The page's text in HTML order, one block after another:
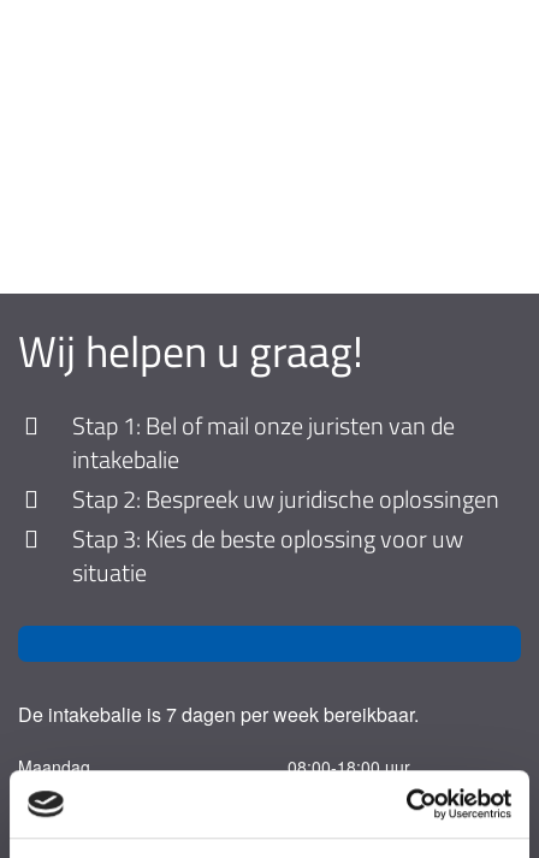
Wij helpen u graag!
Stap 1: Bel of mail onze juristen van de
intakebalie
Stap 2: Bespreek uw juridische oplossingen
Stap 3: Kies de beste oplossing voor uw
situatie
De intakebalie is 7 dagen per week bereikbaar.
Maandag
Dinsdag
Woensdag
Donderdag
08:00-18:00 uur
08:00-18:00 uur
08:00-18:00 uur
08:00-18:00 uur